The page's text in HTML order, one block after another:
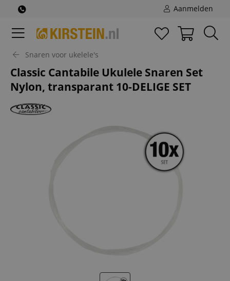
Aanmelden
Snaren voor ukelele's
Classic Cantabile Ukulele Snaren Set
Nylon, transparant 10-DELIGE SET